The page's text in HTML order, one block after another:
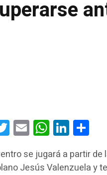
TwitterEmail WhatsAppLinkedIn
se jugará a partir de
Jesús Valenzuela y